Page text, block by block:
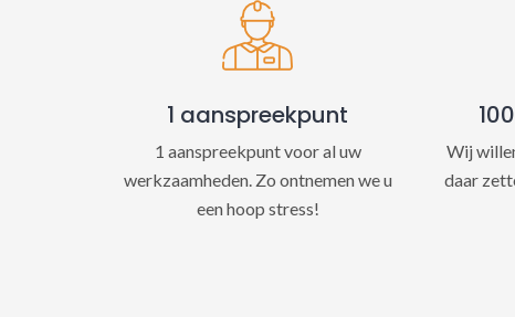
1 aanspreekpunt
1 aanspreekpunt voor al uw
werkzaamheden. Zo ontnemen we u
een hoop stress!
Wij
daar